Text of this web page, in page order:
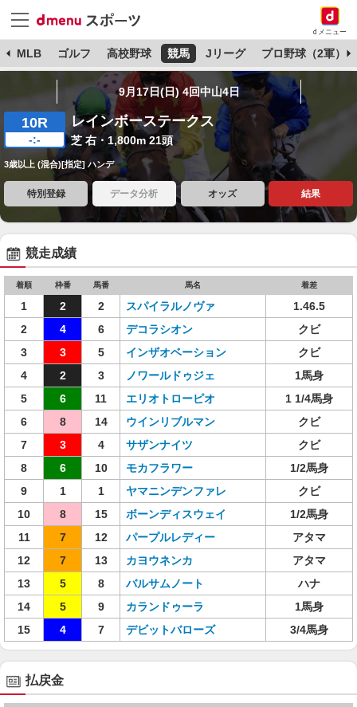
dメニュー
MLB ゴルフ 高校野球 競馬 Jリーグ プロ野球（2軍）
9月17日(日) 4回中山4日
10R
-:-
レインボーステークス
芝 右・1,800m 21頭
3歳以上 (混合)[指定] ハンデ
特別登録 データ分析 オッズ 結果
競走成績
着順 枠番 馬番 馬名 着差
1 2 2 スパイラルノヴァ
1.46.5
2
4 6 デコラシオン
クビ
3
3 5 インザオベーション
クビ
4
2 3 ノワールドゥジェ
1馬身
5
6 11 エリオトローピオ
1 1/4馬身
6
8 14 ウインリブルマン
クビ
7
3 4 サザンナイツ
クビ
8
6 10 モカフラワー
1/2馬身
9
1 1 ヤマニンデンファレ
クビ
10
8 15 ボーンディスウェイ
1/2馬身
11
7 12 パープルレディー
アタマ
12
7 13 カヨウネンカ
アタマ
13
5 8 バルサムノート
ハナ
14
5 9 カランドゥーラ
1馬身
15
4 7 デビットバローズ 3/4馬身
払戻金